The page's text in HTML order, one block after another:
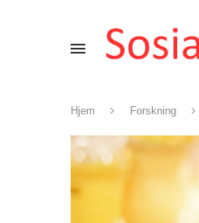
Hjem Forskning